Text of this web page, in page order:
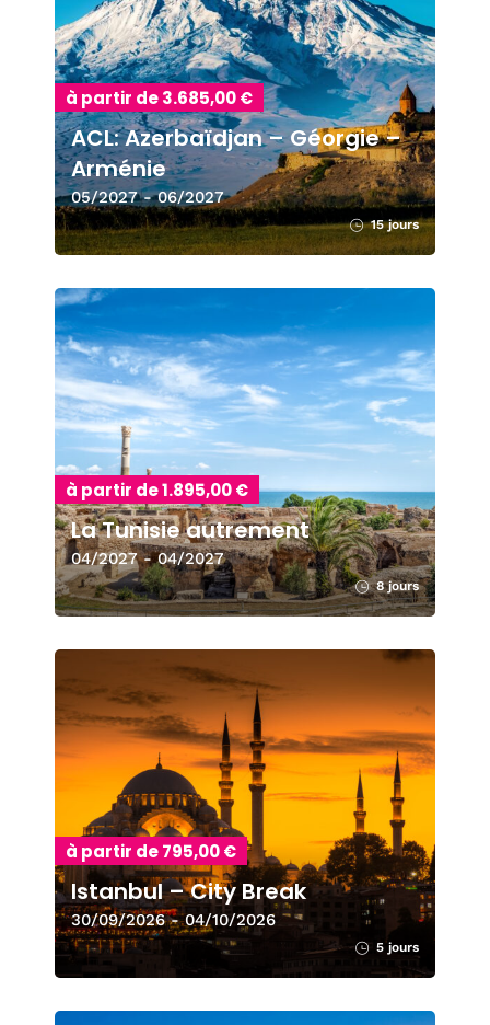
à partir de 3.685,00 €
ACL: Azerbaïdjan – Géorgie –
Arménie
05/2027 - 06/2027
15 jours
à partir de 1.895,00 €
La Tunisie autrement
04/2027 - 04/2027
8 jours
à partir de 795,00 €
Istanbul – City Break
30/09/2026 - 04/10/2026
5 jours